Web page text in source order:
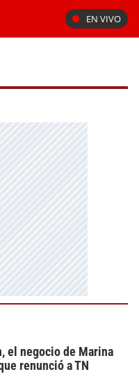
EN VIVO
el negocio de Marina
renunció a TN